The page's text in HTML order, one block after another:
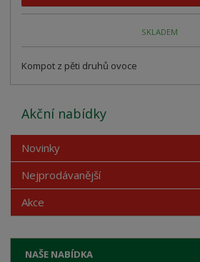
SKLADEM
Kompot z pěti druhů ovoce
NAŠE NABÍDKA
Akční nabídky
Novinky
Nejprodávanější
Akce